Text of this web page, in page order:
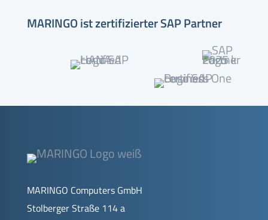
MARINGO ist zertifizierter SAP Partner
MARINGO Computers GmbH
Stolberger Straße 114 a